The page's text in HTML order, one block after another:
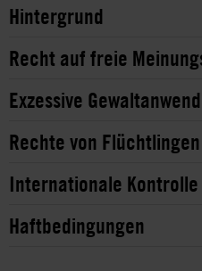
Hintergrund
Recht auf freie
Exzessive
Rechte von
Internationale Kontrolle
Haftbedingungen